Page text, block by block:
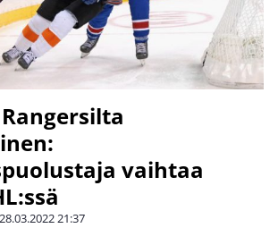
vaihtaa
28.03.202221:37